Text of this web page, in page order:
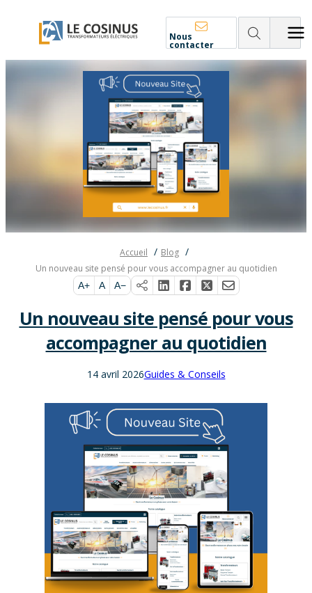
Nous
contacter
Accueil
Blog
Un nouveau site pensé pour vous accompagner au quotidien
A+ A A−
Un nouveau site pensé pour vous
accompagner au quotidien
14 avril 2026Guides & Conseils